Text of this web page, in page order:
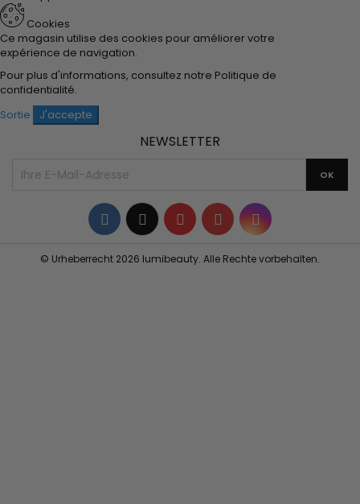
Cookies
Ce magasin utilise des cookies pour améliorer votre
expérience de navigation.
Pour plus d'informations, consultez notre Politique de
confidentialité.
Sortie
J'accepte
NEWSLETTER
Facebook
TwitterYouTubePinterestInstagram
© Urheberrecht 2026 lumibeauty. Alle Rechte vorbehalten.